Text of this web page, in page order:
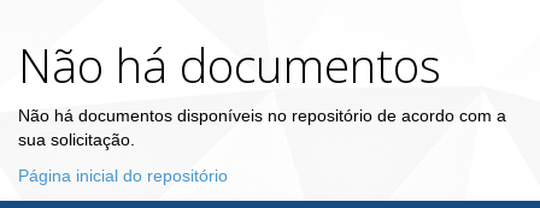
Não há documentos
Não há documentos disponíveis no repositório de acordo com a
sua solicitação.
Página inicial do repositório